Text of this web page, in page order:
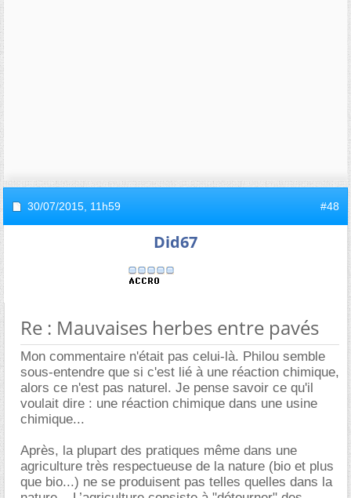
30/07/2015, 11h59 #48
Did67
Re : Mauvaises herbes entre pavés
Mon commentaire n'était pas celui-là. Philou semble
sous-entendre que si c'est lié à une réaction chimique,
alors ce n'est pas naturel. Je pense savoir ce qu'il
voulait dire : une réaction chimique dans une usine
chimique...
Après, la plupart des pratiques même dans une
agriculture très respectueuse de la nature (bio et plus
que bio...) ne se produisent pas telles quelles dans la